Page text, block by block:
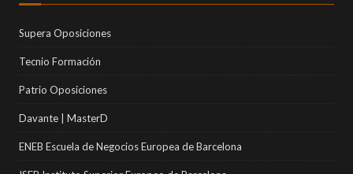
Supera Oposiciones
Tecnio Formación
Patrio Oposiciones
Davante | MasterD
ENEB Escuela de Negocios Europea de Barcelona